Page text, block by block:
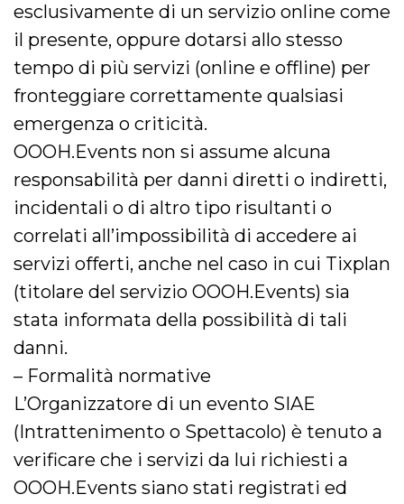
esclusivamente di un servizio online come
il presente, oppure dotarsi allo stesso
tempo di più servizi (online e offline) per
fronteggiare correttamente qualsiasi
emergenza o criticità.
OOOH.Events non si assume alcuna
responsabilità per danni diretti o indiretti,
incidentali o di altro tipo risultanti o
correlati all’impossibilità di accedere ai
servizi offerti, anche nel caso in cui Tixplan
(titolare del servizio OOOH.Events) sia
stata informata della possibilità di tali
danni.
– Formalità normative
L’Organizzatore di un evento SIAE
(Intrattenimento o Spettacolo) è tenuto a
verificare che i servizi da lui richiesti a
OOOH.Events siano stati registrati ed